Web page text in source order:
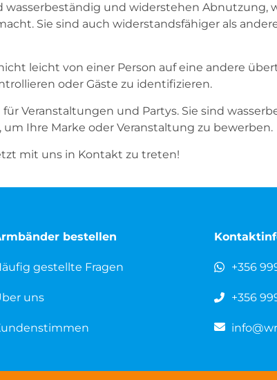
und widerstehen Abnutzung,
Sie sind auch widerstandsfähiger als
leicht von einer Person auf eine andere
oder Gäste zu identifizieren.
Veranstaltungen und Partys. Sie sind
Ihre Marke oder Veranstaltung zu bewerben.
mit uns in Kontakt zu treten!
bestellen
gestellte Fragen
uns
+356
+356